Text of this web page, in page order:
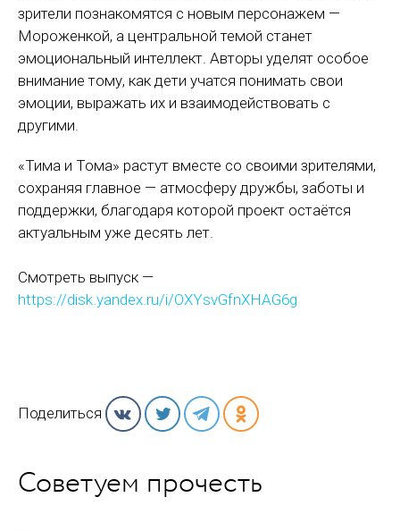
зрители познакомятся с новым персонажем —
Мороженкой, а центральной темой станет
эмоциональный интеллект. Авторы уделят особое
внимание тому, как дети учатся понимать свои
эмоции, выражать их и взаимодействовать с
другими.
«Тима и Тома» растут вместе со своими зрителями,
сохраняя главное — атмосферу дружбы, заботы и
поддержки, благодаря которой проект остаётся
актуальным уже десять лет.
Смотреть выпуск —
https://disk.yandex.ru/i/OXYsvGfnXHAG6g
Поделиться
Советуем прочесть